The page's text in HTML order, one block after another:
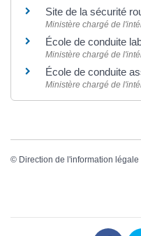
Site de la sécurité
Ministère chargé de
École de conduite
Ministère chargé de
École de conduite
Ministère chargé de
© Direction de l'information légale